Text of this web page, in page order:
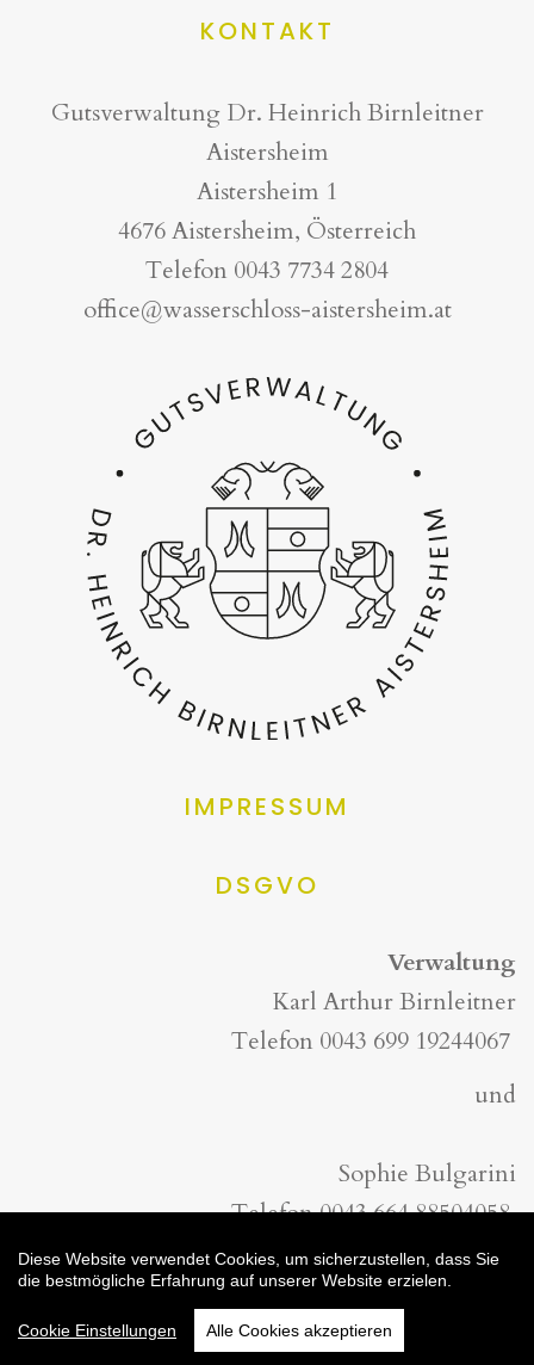
KONTAKT
Gutsverwaltung Dr. Heinrich Birnleitner
Aistersheim
Aistersheim 1
4676 Aistersheim, Österreich
Telefon 0043 7734 2804
office@wasserschloss-aistersheim.at
IMPRESSUM
DSGVO
Verwaltung
Karl Arthur Birnleitner
Telefon 0043 699 19244067
und
Sophie Bulgarini
Telefon0043 664 88504058
Diese Website verwendet Cookies, um sicherzustellen, dass Sie
die bestmögliche Erfahrung auf unserer Website erzielen.
Cookie Einstellungen Alle Cookies akzeptieren